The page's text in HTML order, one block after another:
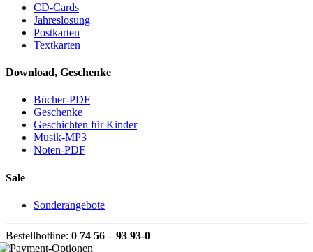
CD-Cards
Jahreslosung
Postkarten
Textkarten
Download, Geschenke
Bücher-PDF
Geschenke
Geschichten für Kinder
Musik-MP3
Noten-PDF
Sale
Sonderangebote
Bestellhotline: 0 74 56 – 93 93-0